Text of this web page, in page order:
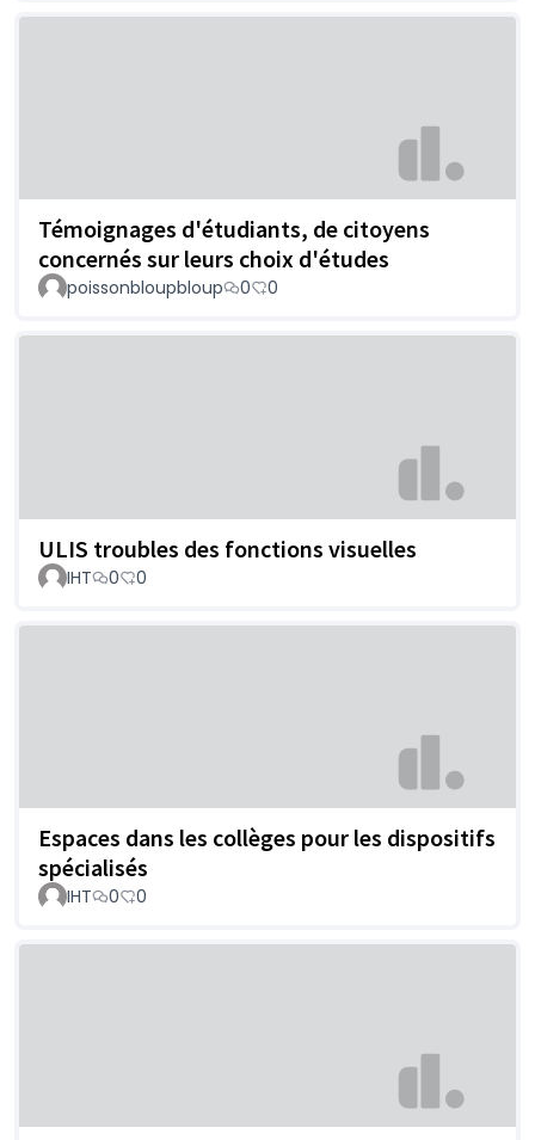
Témoignages d'étudiants, de citoyens
concernés sur leurs choix d'études
poissonbloupbloup 0 0
ULIS troubles des fonctions visuelles
IHT 0 0
Espaces dans les collèges pour les dispositifs
spécialisés
IHT 0 0